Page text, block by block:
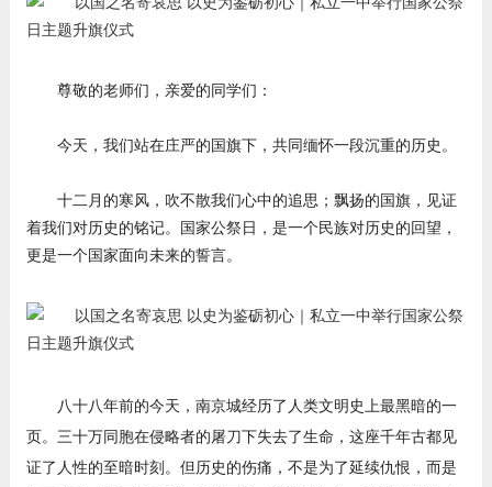
尊敬的老师们，亲爱的同学们：
今天，我们站在庄严的国旗下，共同缅怀一段沉重的历史。
十二月的寒风，吹不散我们心中的追思；飘扬的国旗，见证
着我们对历史的铭记。国家公祭日，是一个民族对历史的回望，
更是一个国家面向未来的誓言。
八十八年前的今天，南京城经历了人类文明史上最黑暗的一
页。三十万同胞在侵略者的屠刀下失去了生命，这座千年古都见
证了人性的至暗时刻。但历史的伤痛，不是为了延续仇恨，而是